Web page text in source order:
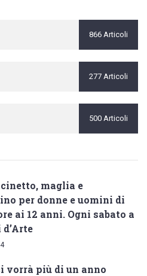
866 Articoli
277 Articoli
500 Articoli
maglia e
per donne e uomini di
ai 12 anni. Ogni sabato a
vorrà più di un anno